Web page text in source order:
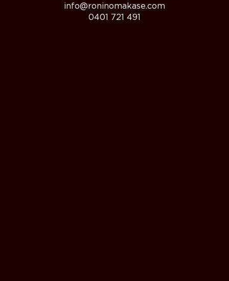
info@roninomakase.com
0401 721 491